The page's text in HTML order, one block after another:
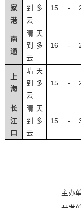
家
港
到多
云
15 -
南
通
晴天
到多
云
16 -
上
海
晴天
到多
云
15 -
长
江
口
晴天
到多
云
15 -
主办